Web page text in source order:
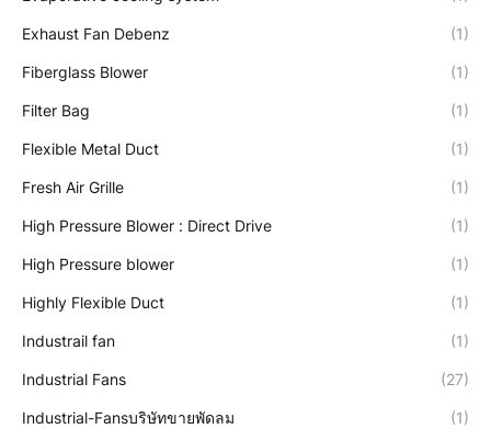
Exhaust Fan Debenz (1)
Fiberglass Blower (1)
Filter Bag (1)
Flexible Metal Duct (1)
Fresh Air Grille (1)
High Pressure Blower : Direct Drive (1)
High Pressure blower (1)
Highly Flexible Duct (1)
Industrail fan (1)
Industrial Fans (27)
Industrial-Fansบริษัทขายพัดลม (1)